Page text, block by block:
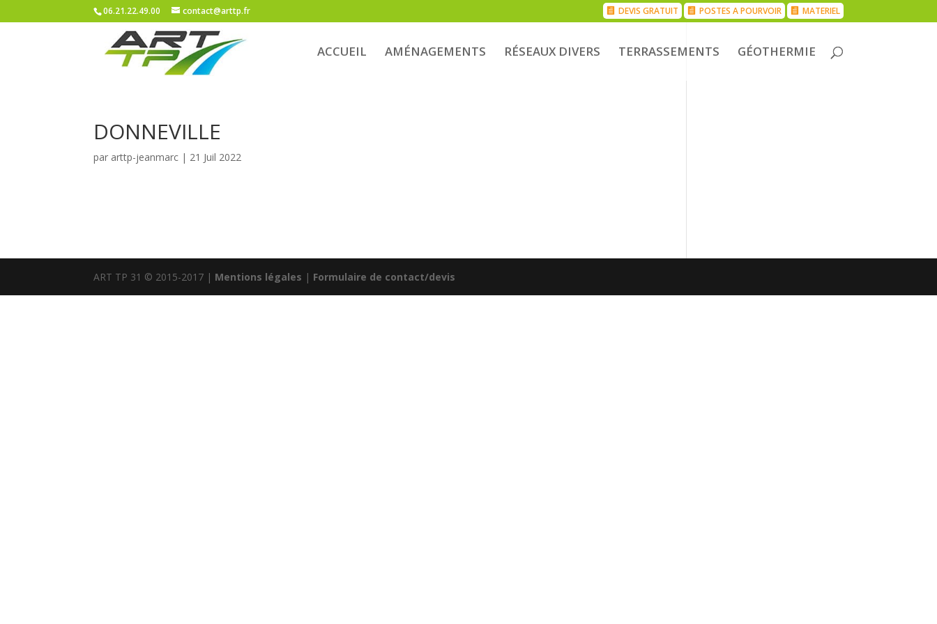
06.21.22.49.00 contact@arttp.fr DEVIS GRATUIT POSTES A POURVOIR MATERIEL
ACCUEIL AMÉNAGEMENTS RÉSEAUX DIVERS TERRASSEMENTS GÉOTHERMIE
DONNEVILLE
par arttp-jeanmarc | 21 Juil 2022
ART TP 31 © 2015-2017 | Mentions légales | Formulaire de contact/devis